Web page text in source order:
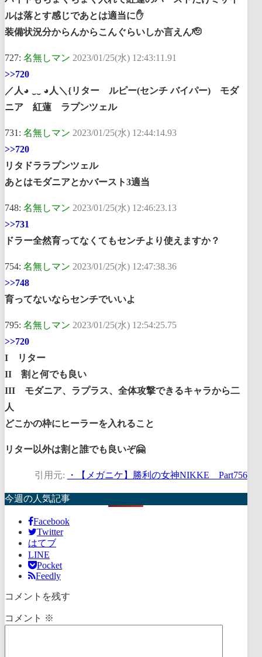
ルは落とす感じであとは適当に✋
装備状況分からんからこんぐらいしか言えん🫡
727: 名無しマン 2023/01/25(水) 12:43:11.91
>>720
／人◕ ‿‿ ◕人＼{リター ルピー(センチ バイパー) モダ
ニア 紅蓮 ラプンツェル
731: 名無しマン 2023/01/25(水) 12:44:14.93
>>720
リタドララプンツェル
あとはモダニアとかバースト3適当
748: 名無しマン 2023/01/25(水) 12:46:23.13
>>731
ドラー全然育ってなくてもセンチより使えますか？
754: 名無しマン 2023/01/25(水) 12:47:38.36
>>748
育ってないならセンチでいいよ
795: 名無しマン 2023/01/25(水) 12:54:25.75
>>720
I リター
II 割と何でも良い
III モダニア、ラプラス、全体攻撃できるキャラから二
人
どこかの枠にヒーラーを入れること
リター以外は割と誰でも良いぞ🤗
引用元: ・【メガニケ】勝利の女神NIKKE Part756
今週の人気記事
Facebook
Twitter
はてブ
LINE
Pocket
Feedly
コメントを残す
コメント ※